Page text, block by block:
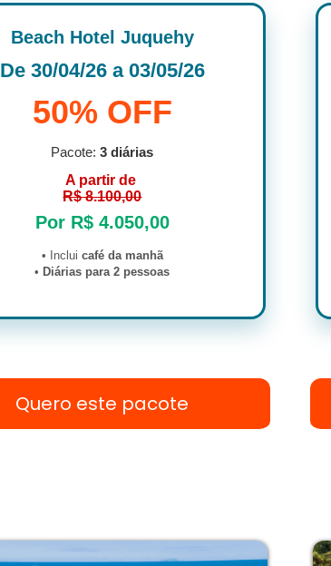
Beach Hotel Juquehy
De 30/04/26 a 03/05/26
50% OFF
Pacote:3 diárias
A partir de
R$ 8.100,00
Por R$ 4.050,00
• Inclui café da manhã
• Diárias para 2 pessoas
Quero este pacote